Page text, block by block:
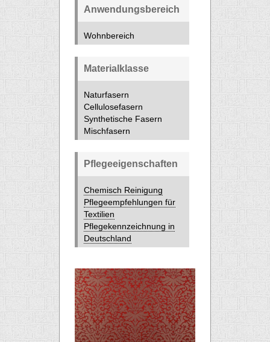
Anwendungsbereich
Wohnbereich
Materialklasse
Naturfasern
Cellulosefasern
Synthetische Fasern
Mischfasern
Pflegeeigenschaften
Chemisch Reinigung
Pflegeempfehlungen für
Textilien
Pflegekennzeichnung in
Deutschland